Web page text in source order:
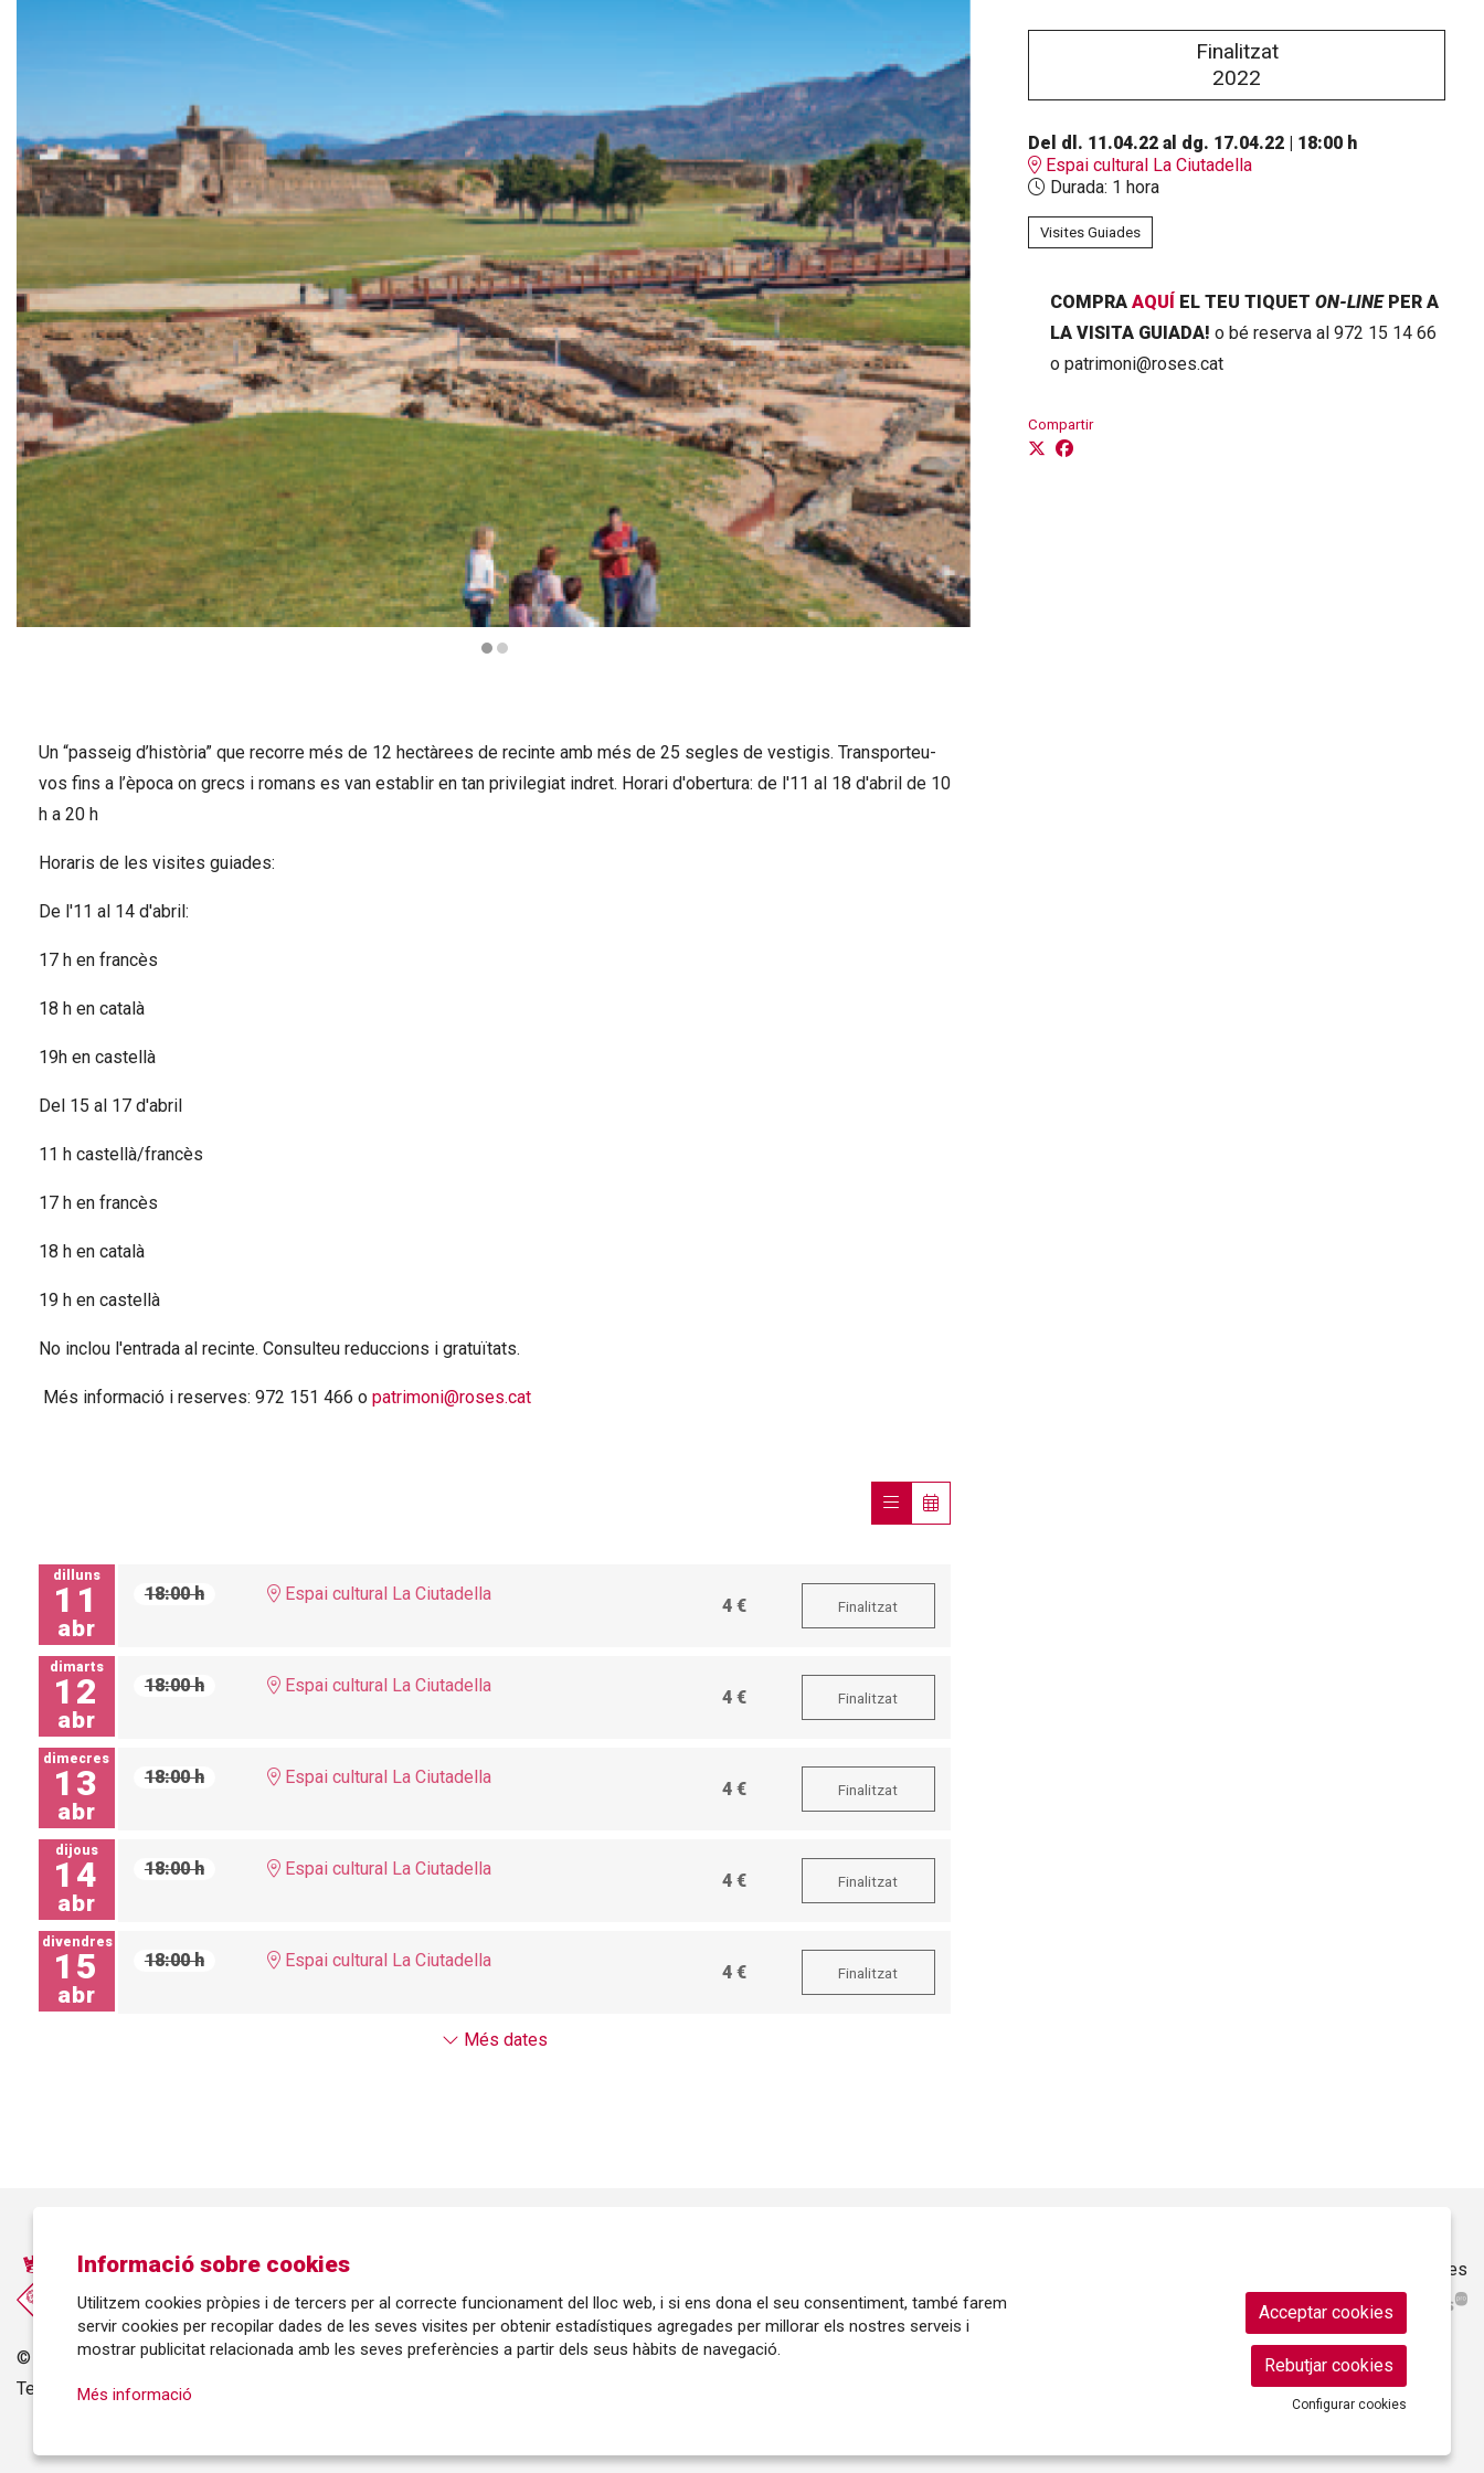
Finalitzat
2022
Del dl. 11.04.22 al dg. 17.04.22
18:00 h
Espai cultural La Ciutadella
Durada: 1 hora
Visites Guiades
COMPRA AQUÍ EL TEU TIQUET ON-LINE PER A
LA VISITA GUIADA! o bé reserva al 972 15 14 66
o patrimoni@roses.cat
Compartir
Un “passeig d’història” que recorre més de 12 hectàrees de recinte amb més de 25 segles de vestigis. Transporteu-
vos fins a l’època on grecs i romans es van establir en tan privilegiat indret. Horari d'obertura: de l'11 al 18 d'abril de 10
h a 20 h
Horaris de les visites guiades:
De l'11 al 14 d'abril:
17 h en francès
18 h en català
19h en castellà
Del 15 al 17 d'abril
11 h castellà/francès
17 h en francès
18 h en català
19 h en castellà
No inclou l'entrada al recinte. Consulteu reduccions i gratuïtats.
Més informació i reserves: 972 151 466 o patrimoni@roses.cat
dilluns
11
abr
18:00 h Espai cultural La Ciutadella
4 € Finalitzat
dimarts
12
abr
18:00 h Espai cultural La Ciutadella
4 € Finalitzat
dimecres
13
abr
18:00 h Espai cultural La Ciutadella
4 € Finalitzat
dijous
14
abr
18:00 h Espai cultural La Ciutadella
4 € Finalitzat
divendres
15
abr
18:00 h Espai cultural La Ciutadella
4 € Finalitzat
Més dates
© Ajuntament de Roses| C/ Tarragona, 81 | 17480 ROSES
Tel.: 972 25 24 00 |cultura@roses.cat
Ajuntament de Roses
Informació sobre cookies
Utilitzem cookies pròpies i de tercers per al correcte funcionament del lloc web, i si ens dona el seu consentiment, també farem
servir cookies per recopilar dades de les seves visites per obtenir estadístiques agregades per millorar els nostres serveis i
mostrar publicitat relacionada amb les seves preferències a partir dels seus hàbits de navegació.
Més informació
Acceptar cookies
Rebutjar cookies
Configurar cookies